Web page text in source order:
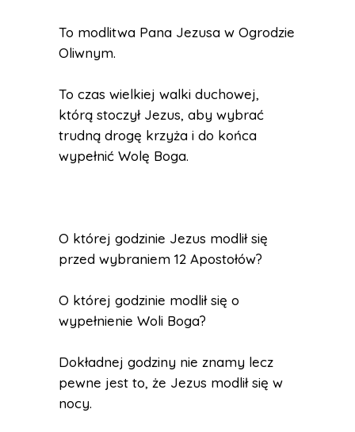
To modlitwa Pana Jezusa w Ogrodzie
Oliwnym.
To czas wielkiej walki duchowej,
którą stoczył Jezus, aby wybrać
trudną drogę krzyża i do końca
wypełnić Wolę Boga.
O której godzinie Jezus modlił się
przed wybraniem 12 Apostołów?
O której godzinie modlił się o
wypełnienie Woli Boga?
Dokładnej godziny nie znamy lecz
pewne jest to, że Jezus modlił się w
nocy.